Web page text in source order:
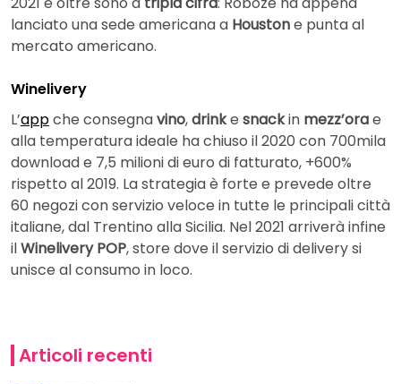
lanciato una sede americana a Houstone punta al
mercato americano.
Winelivery
L’appche consegnavino,drinke snackin mezz’orae
alla temperatura ideale ha chiuso il 2020 con 700mila
download e 7,5 milioni di euro di fatturato, +600%
rispetto al 2019. La strategia è forte e prevede oltre
60 negozi con servizio veloce in tutte le principali città
italiane, dal Trentino alla Sicilia. Nel 2021 arriverà infine
ilWinelivery POP, store dove il servizio di delivery si
unisce al consumo in loco.
Articoli recenti